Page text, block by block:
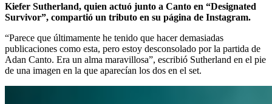
Kiefer Sutherland, quien actuó junto a Canto en “Designated
Survivor”, compartió un tributo en su página de Instagram.
“Parece que últimamente he tenido que hacer demasiadas
publicaciones como esta, pero estoy desconsolado por la partida de
Adan Canto. Era un alma maravillosa”, escribió Sutherland en el pie
de una imagen en la que aparecían los dos en el set.